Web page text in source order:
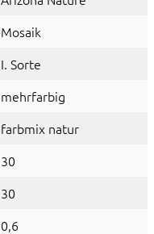
Mosaik
I. Sorte
mehrfarbig
farbmix natur
30
30
0,6